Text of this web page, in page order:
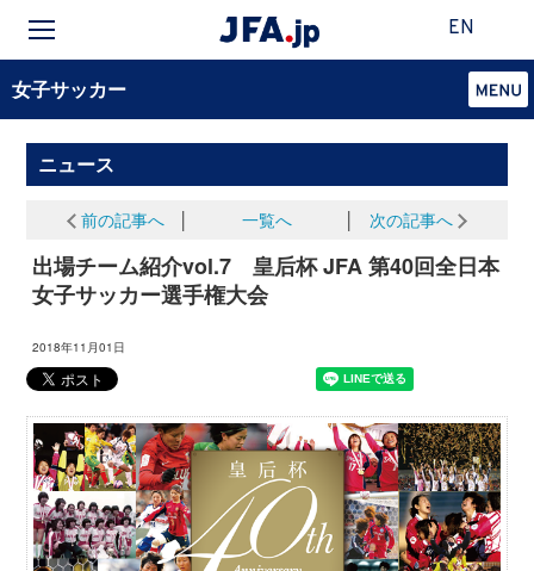
EN
女子サッカー
ニュース
前の記事へ 一覧へ 次の記事へ
出場チーム紹介vol.7 皇后杯 JFA 第40回全日本
女子サッカー選手権大会
2018年11月01日